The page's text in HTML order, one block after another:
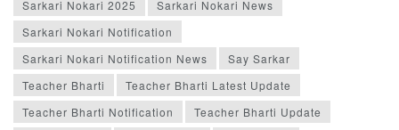
Sarkari Nokari 2025
Sarkari Nokari News
Sarkari Nokari Notification
Sarkari Nokari Notification News
Say Sarkar
Teacher Bharti
Teacher Bharti Latest Update
Teacher Bharti Notification
Teacher Bharti Update